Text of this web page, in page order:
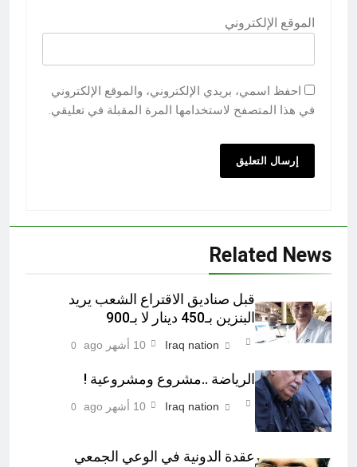
الموقع الإلكتروني
احفظ اسمي، بريدي الإلكتروني، والموقع الإلكتروني
في هذا المتصفح لاستخدامها المرة المقبلة في تعليقي.
Related News
قبل صناديق الاقتراع الشعب يريد
البنزين بـ450 دينار لا بـ900
Iraq nation 10 أشهر ago 0
الرياضة ..مشروع ومشروعية !
Iraq nation 10 أشهر ago 0
عقدة الدونية في الوعي الجمعي